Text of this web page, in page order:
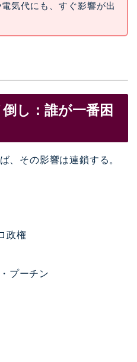
電気代にも、すぐ影響が出
し：誰が一番困
、その影響は連鎖する。
政権
プーチン